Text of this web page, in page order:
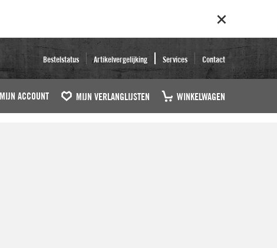
Bestelstatus Artikelvergelijking Services Contact
MIJN ACCOUNT MIJN VERLANGLIJSTEN WINKELWAGEN